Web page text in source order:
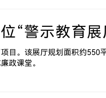
“警示教育展
目。该展厅规划面积约
政课堂。